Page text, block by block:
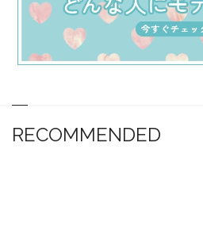
RECOMMENDED